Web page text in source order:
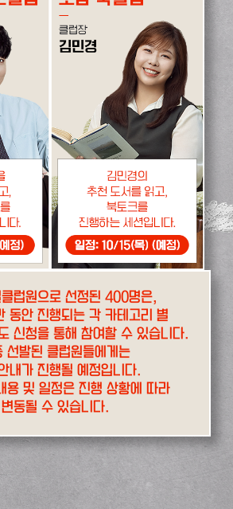
럽원으로 선정된 400명은,
동안 진행되는 각 카테고리 별
신청을 통해 참여할 수 있습니다.
선발된 클럽원들에게는
내가 진행될 예정입니다.
용 및 일정은 진행 상황에 따라
변동될 수 있습니다.